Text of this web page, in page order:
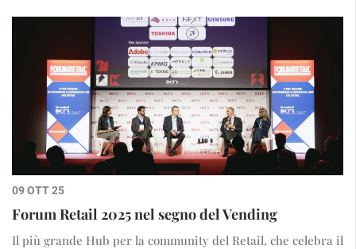
09 OTT 25
Forum Retail 2025 nel segno del Vending
Il più grande Hub per la community del Retail, che celebra il